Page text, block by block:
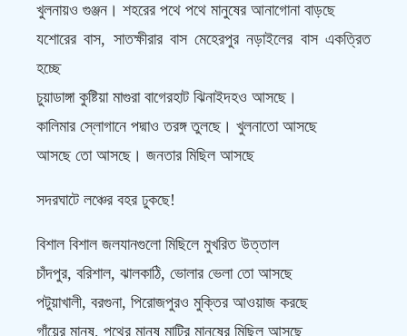
খুলনায়ও গুঞ্জন। শহরের পথে পথে মানুষের আনাগোনা বাড়ছে
যশোরের বাস, সাতক্ষীরার বাস মেহেরপুর নড়াইলের বাস একত্রিত
হচ্ছে
চুয়াডাঙ্গা কুষ্টিয়া মাগুরা বাগেরহাট ঝিনাইদহও আসছে।
কালিমার স্লোগানে পদ্মাও তরঙ্গ তুলছে। খুলনাতো আসছে
আসছে তো আসছে। জনতার মিছিল আসছে
সদরঘাটে লঞ্চের বহর ঢুকছে!
বিশাল বিশাল জলযানগুলো মিছিলে মুখরিত উত্তাল
চাঁদপুর, বরিশাল, ঝালকাঠি, ভোলার ভেলা তো আসছে
পটুয়াখালী, বরগুনা, পিরোজপুরও মুক্তির আওয়াজ করছে
গাঁয়ের মানুষ, পথের মানুষ মাটির মানুষের মিছিল আসছে